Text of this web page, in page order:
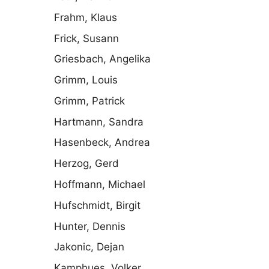
Frahm, Klaus
Frick, Susann
Griesbach, Angelika
Grimm, Louis
Grimm, Patrick
Hartmann, Sandra
Hasenbeck, Andrea
Herzog, Gerd
Hoffmann, Michael
Hufschmidt, Birgit
Hunter, Dennis
Jakonic, Dejan